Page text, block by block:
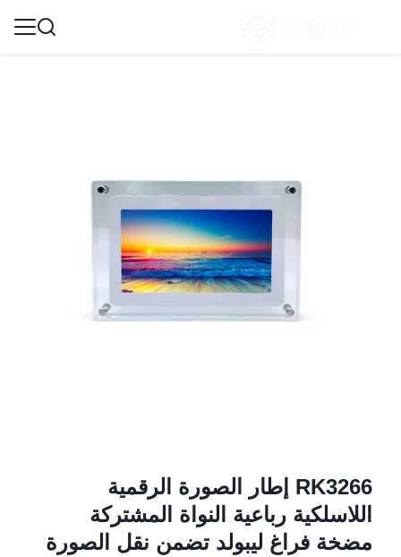
RK3266 إطار الصورة الرقمية
اللاسلكية رباعية النواة المشتركة
مضخة فراغ ليبولد تضمن نقل الصورة